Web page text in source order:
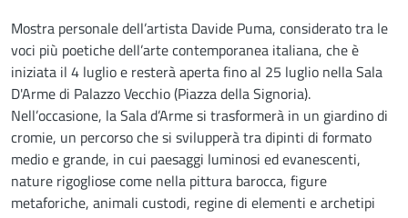
Mostra personale dell’artista Davide Puma, considerato tra le
voci più poetiche dell’arte contemporanea italiana, che è
iniziata il 4 luglio e resterà aperta fino al 25 luglio nella Sala
D'Arme di Palazzo Vecchio (Piazza della Signoria).
Nell’occasione, la Sala d’Arme si trasformerà in un giardino di
cromie, un percorso che si svilupperà tra dipinti di formato
medio e grande, in cui paesaggi luminosi ed evanescenti,
nature rigogliose come nella pittura barocca, figure
metaforiche, animali custodi, regine di elementi e archetipi